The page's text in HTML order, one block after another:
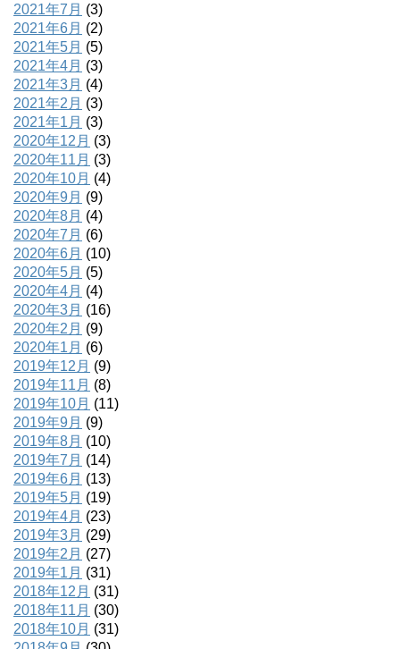
2021年7月 (3)
2021年6月 (2)
2021年5月 (5)
2021年4月 (3)
2021年3月 (4)
2021年2月 (3)
2021年1月 (3)
2020年12月 (3)
2020年11月 (3)
2020年10月 (4)
2020年9月 (9)
2020年8月 (4)
2020年7月 (6)
2020年6月 (10)
2020年5月 (5)
2020年4月 (4)
2020年3月 (16)
2020年2月 (9)
2020年1月 (6)
2019年12月 (9)
2019年11月 (8)
2019年10月 (11)
2019年9月 (9)
2019年8月 (10)
2019年7月 (14)
2019年6月 (13)
2019年5月 (19)
2019年4月 (23)
2019年3月 (29)
2019年2月 (27)
2019年1月 (31)
2018年12月 (31)
2018年11月 (30)
2018年10月 (31)